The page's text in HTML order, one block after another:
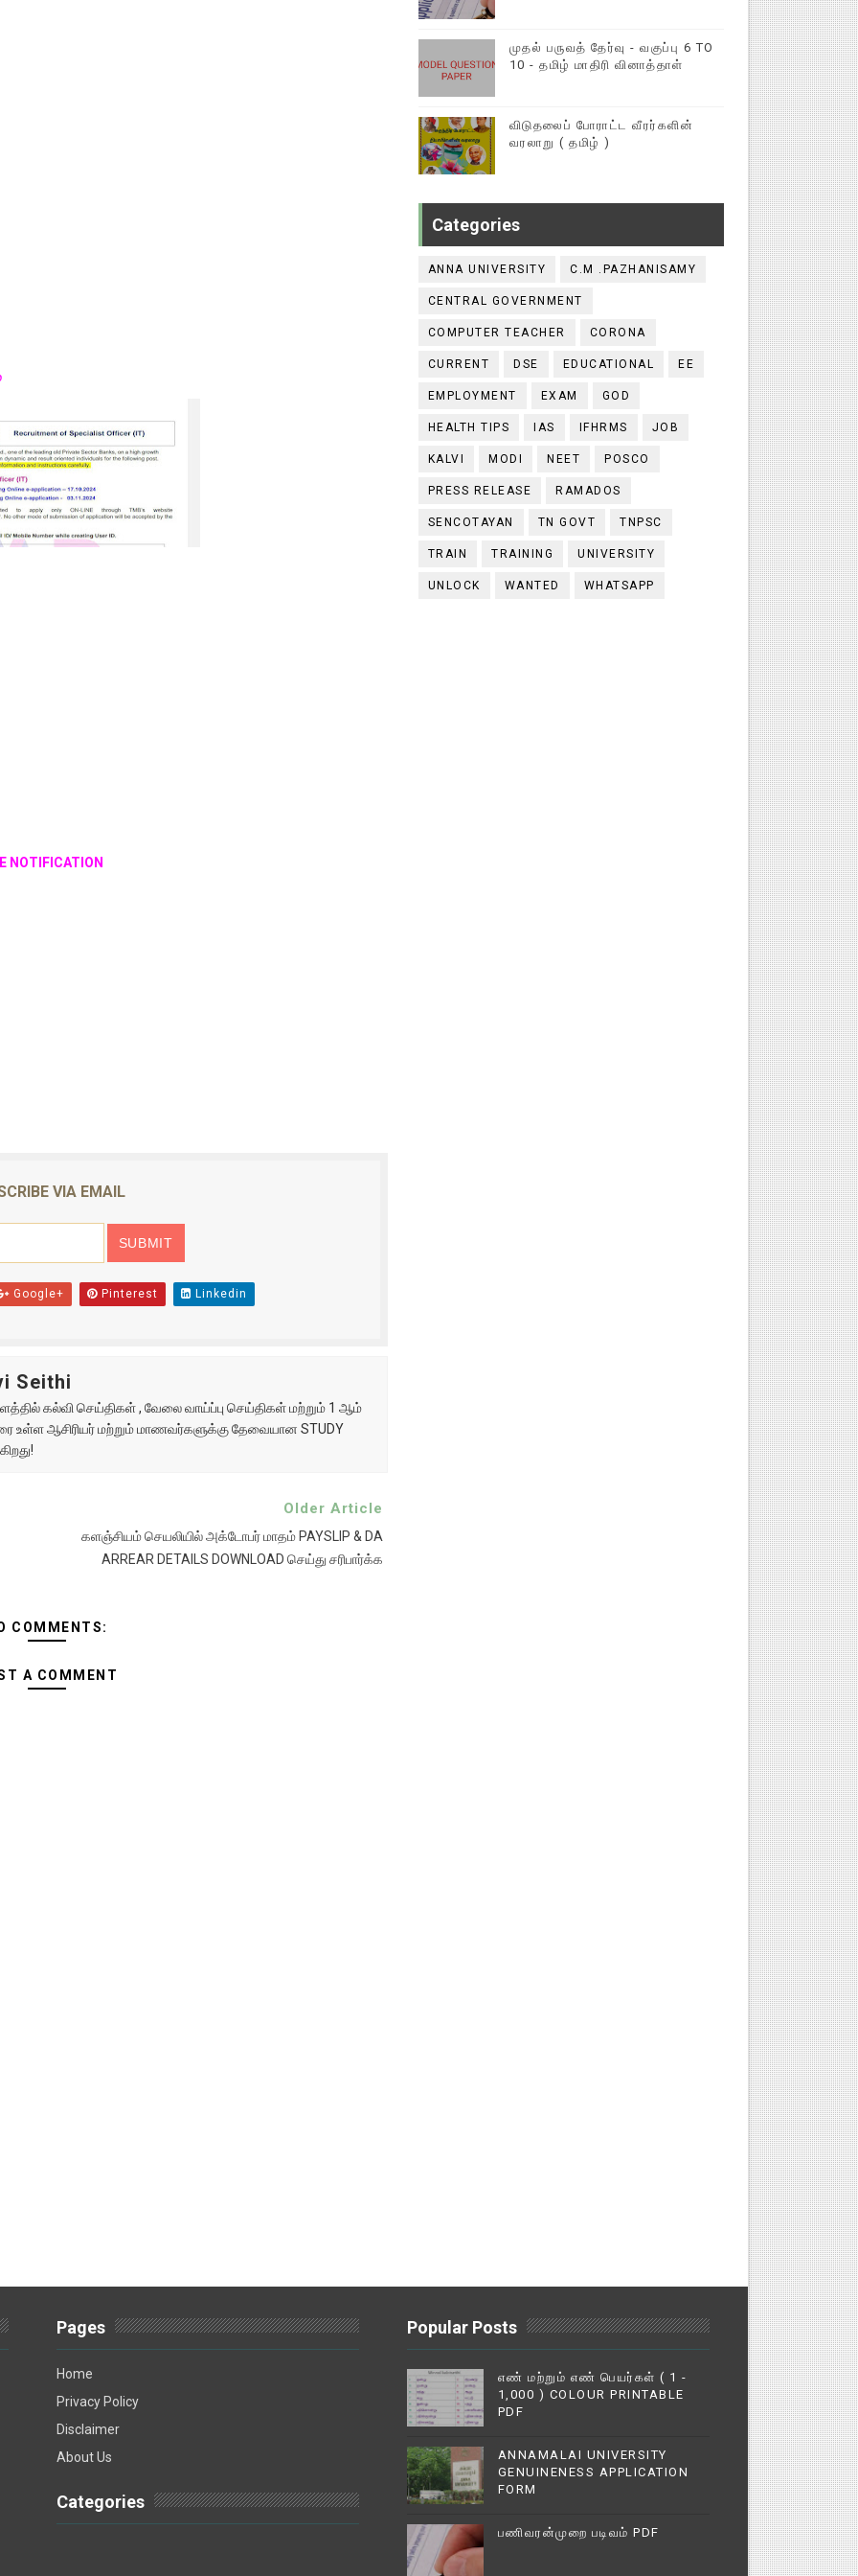
NOTIFICATION
VIA EMAIL
Google+ Pinterest Linkedin
Seithi
கல்வி செய்திகள் , வேலை வாய்ப்பு செய்திகள் மற்றும் 1 ஆம்
உள்ள ஆசிரியர் மற்றும் மாணவர்களுக்கு தேவையான STUDY
Older Article
களஞ்சியம் செயலியில் அக்டோபர் மாதம் PAYSLIP & DA
ARREAR DETAILS DOWNLOAD செய்து சரிபார்க்க
COMMENTS:
A COMMENT
முதல் பருவத் தேர்வு - வகுப்பு 6 TO
10 - தமிழ் மாதிரி வினாத்தாள்
விடுதலைப் போராட்ட வீரர்களின்
வரலாறு ( தமிழ் )
Categories
ANNA UNIVERSITY C.M .PAZHANISAMY
CENTRAL GOVERNMENT
COMPUTER TEACHER CORONA
CURRENT DSE EDUCATIONAL EE
EMPLOYMENT EXAM GOD
HEALTH TIPS IAS IFHRMS JOB
KALVI MODI NEET POSCO
PRESS RELEASE RAMADOS
SENCOTAYAN TN GOVT TNPSC
TRAIN TRAINING UNIVERSITY
UNLOCK WANTED WHATSAPP
Pages
Home
Privacy Policy
Disclaimer
About Us
Categories
Popular Posts
எண் மற்றும் எண் பெயர்கள் ( 1 -
1,000 ) COLOUR PRINTABLE
PDF
ANNAMALAI UNIVERSITY
GENUINENESS APPLICATION
FORM
பணிவரன்முறை படிவம் PDF